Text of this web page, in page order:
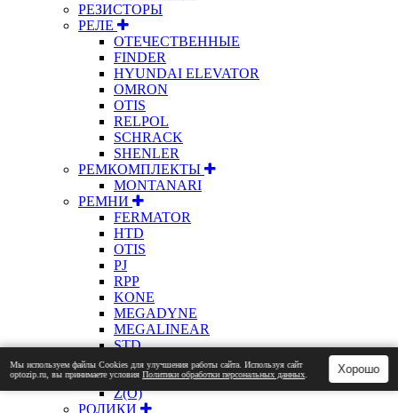
РЕЗИСТОРЫ
РЕЛЕ
ОТЕЧЕСТВЕННЫЕ
FINDER
HYUNDAI ELEVATOR
OMRON
OTIS
RELPOL
SCHRACK
SHENLER
РЕМКОМПЛЕКТЫ
MONTANARI
РЕМНИ
FERMATOR
HTD
OTIS
PJ
RPP
KONE
MEGADYNE
MEGALINEAR
STD
XL
XPZ
Z(О)
РОЛИКИ
Мы используем файлы Сookies для улучшения работы сайта. Используя сайт
optozip.ru, вы принимаете условияПолитики обработки персональных данных Хорошо